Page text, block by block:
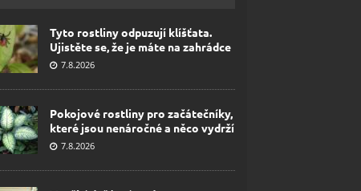
Tyto rostliny odpuzují klíšťata.
Ujistěte se, že je máte na zahrádce
7.8.2026
Pokojové rostliny pro začátečníky,
které jsou nenáročné a něco vydrží
7.8.2026